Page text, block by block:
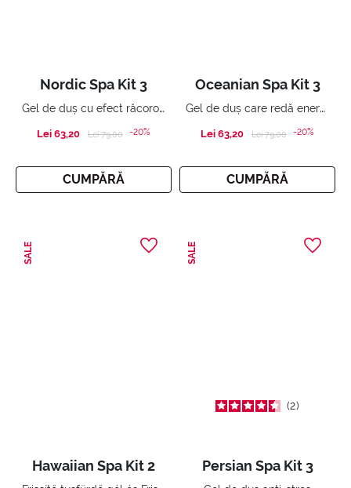
Nordic Spa Kit 3
Gel de duș cu efect răcoros și revigorant.
Lei 63,20 Price reduced from
Lei 79,00to-20%
CUMPĂRĂ
Oceanian Spa Kit 3
Gel de duș care redă energia vitală.
Lei 63,20 Price reduced from
Lei 79,00to-20%
CUMPĂRĂ
SALE
Hawaiian Spa Kit 2
SALE
2
Persian Spa Kit 3